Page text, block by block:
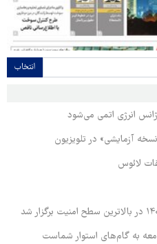
انتخاب
انرژی اتمی می‌شود
آزمایشی» در تلویزیون
لائوس
به گام‌های استوار شماست